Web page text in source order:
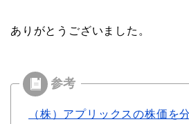
ありがとうございました。
（株）アプリックスの株価を